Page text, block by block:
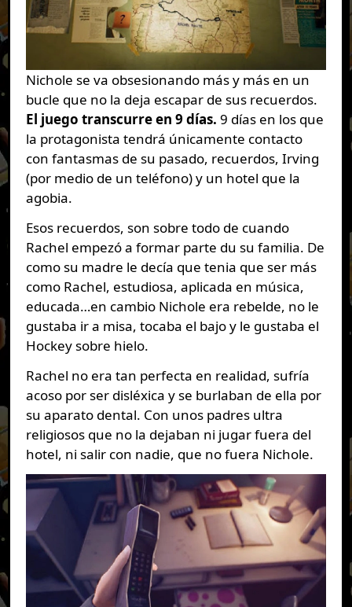
Nichole se va obsesionando más y más en un
bucle que no la deja escapar de sus recuerdos.
El juego transcurre en 9 días. 9 días en los que
la protagonista tendrá únicamente contacto
con fantasmas de su pasado, recuerdos, Irving
(por medio de un teléfono) y un hotel que la
agobia.
Esos recuerdos, son sobre todo de cuando
Rachel empezó a formar parte du su familia. De
como su madre le decía que tenia que ser más
como Rachel, estudiosa, aplicada en música,
educada…en cambio Nichole era rebelde, no le
gustaba ir a misa, tocaba el bajo y le gustaba el
Hockey sobre hielo.
Rachel no era tan perfecta en realidad, sufría
acoso por ser disléxica y se burlaban de ella por
su aparato dental. Con unos padres ultra
religiosos que no la dejaban ni jugar fuera del
hotel, ni salir con nadie, que no fuera Nichole.